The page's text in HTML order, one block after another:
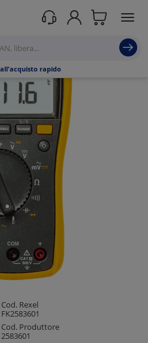
rapido
/ Multimetri/
Cod. Rexel
FK2583601
Cod. Produttore
2583601